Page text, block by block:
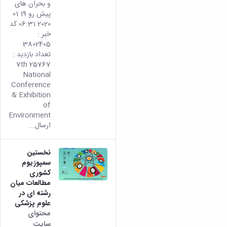
و بحران های
پیش رو 19 01
2020 06:31 کد
خبر :
3802405
تعداد بازدید :
25767 7th
National
Conference
& Exhibition
of
Environment
ارسال...
نخستین
سمپوزیوم
کشوری
مطالعات میان
رشته ای در
علوم پزشکی
محتوای
سایت